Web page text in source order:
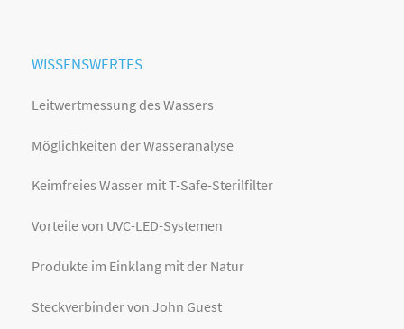
WISSENSWERTES
Leitwertmessung des Wassers
Möglichkeiten der Wasseranalyse
Keimfreies Wasser mit T-Safe-Sterilfilter
Vorteile von UVC-LED-Systemen
Produkte im Einklang mit der Natur
Steckverbinder von John Guest